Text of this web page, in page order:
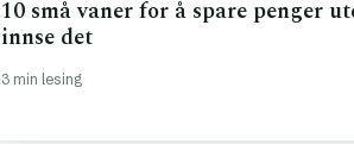
10 små vaner for å spare penger
innse det
3 min lesing